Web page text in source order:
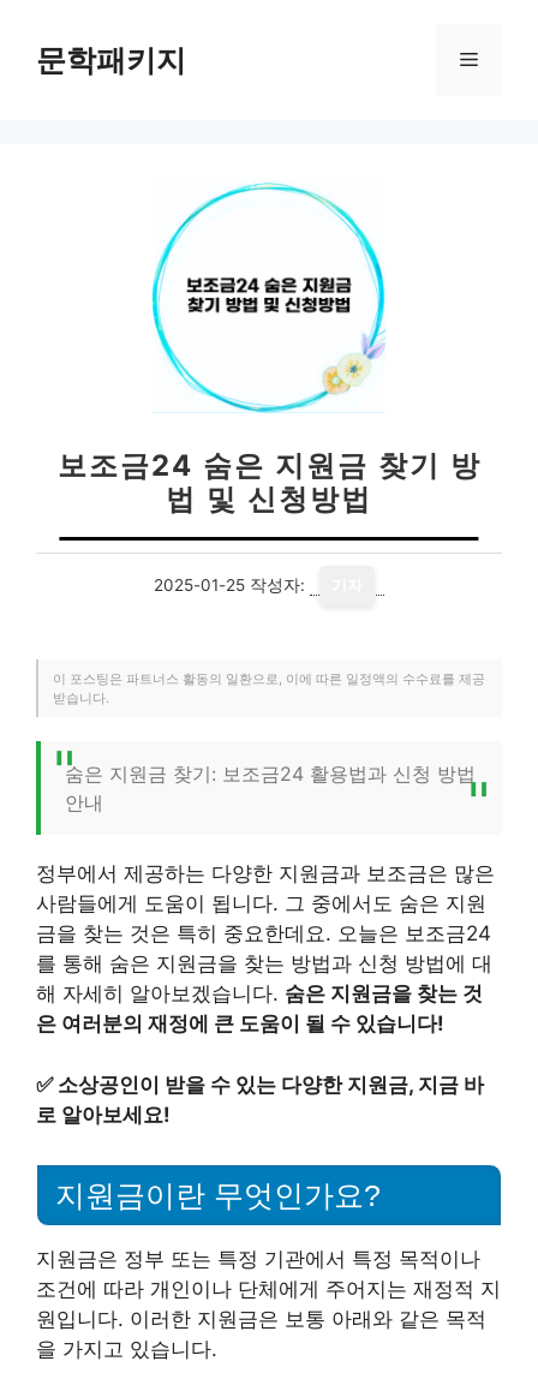
문학패키지 메
보조금24 숨은 지원금 찾기 방
법 및 신청방법
2025-01-25 작성자:
이 포스팅은 파트너스 활동의 일환으로, 이에 따른 일정액의 수수료를 제공
받습니다.
숨은 지원금 찾기: 보조금24 활용법과 신청 방법
안내
정부에서 제공하는 다양한 지원금과 보조금은 많은
사람들에게 도움이 됩니다. 그 중에서도 숨은 지원
금을 찾는 것은 특히 중요한데요. 오늘은 보조금24
를 통해 숨은 지원금을 찾는 방법과 신청 방법에 대
해 자세히 알아보겠습니다. 숨은 지원금을 찾는 것
은 여러분의 재정에 큰 도움이 될 수 있습니다!
✅ 소상공인이 받을 수 있는 다양한 지원금, 지금 바
로 알아보세요!
지원금이란 무엇인가요?
지원금은 정부 또는 특정 기관에서 특정 목적이나
조건에 따라 개인이나 단체에게 주어지는 재정적 지
원입니다. 이러한 지원금은 보통 아래와 같은 목적
을 가지고 있습니다.